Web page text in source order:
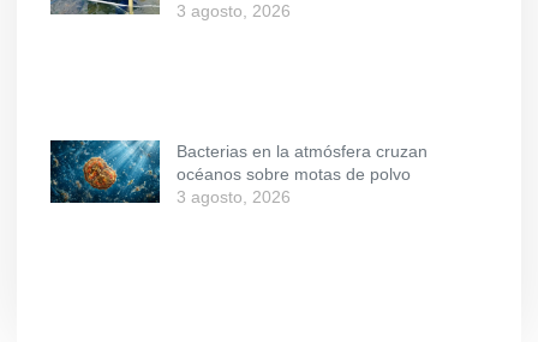
3 agosto, 2026
Bacterias en la atmósfera cruzan
océanos sobre motas de polvo
3 agosto, 2026